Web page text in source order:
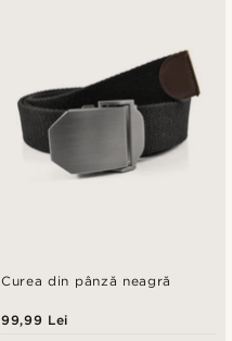
Curea din pânză neagră
99,99 Lei